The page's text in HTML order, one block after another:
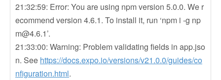
21:32:59: Error: You are using npm version 5.0.0. We r
ecommend version 4.6.1. To install it, run ‘npm i -g np
m@4.6.1’.
21:33:00: Warning: Problem validating fields in app.jso
n. See https://docs.expo.io/versions/v21.0.0/guides/co
nfiguration.html.